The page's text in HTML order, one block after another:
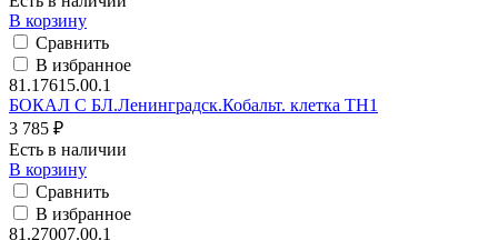
В корзину
Сравнить
В избранное
81.17615.00.1
БОКАЛ С БЛ.Ленинградск.Кобальт. клетка ТН1
3 785 ₽
Есть в наличии
В корзину
Сравнить
В избранное
81.27007.00.1